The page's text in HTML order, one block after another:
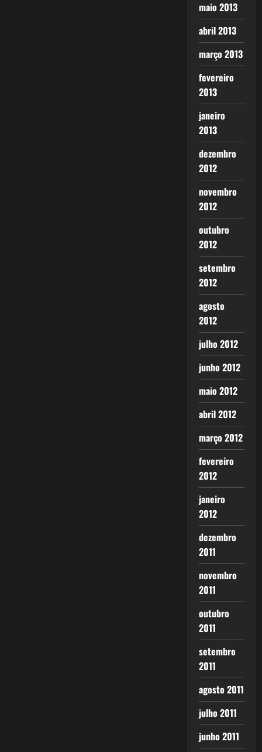
maio 2013
abril 2013
março 2013
fevereiro
2013
janeiro
2013
dezembro
2012
novembro
2012
outubro
2012
setembro
2012
agosto
2012
julho 2012
junho 2012
maio 2012
abril 2012
março 2012
fevereiro
2012
janeiro
2012
dezembro
2011
novembro
2011
outubro
2011
setembro
2011
agosto 2011
julho 2011
junho 2011